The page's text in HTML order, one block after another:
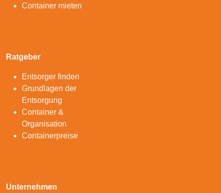
Container mieten
Ratgeber
Entsorger finden
Grundlagen der
Entsorgung
Container &
Organisation
Containerpreise
Unternehmen